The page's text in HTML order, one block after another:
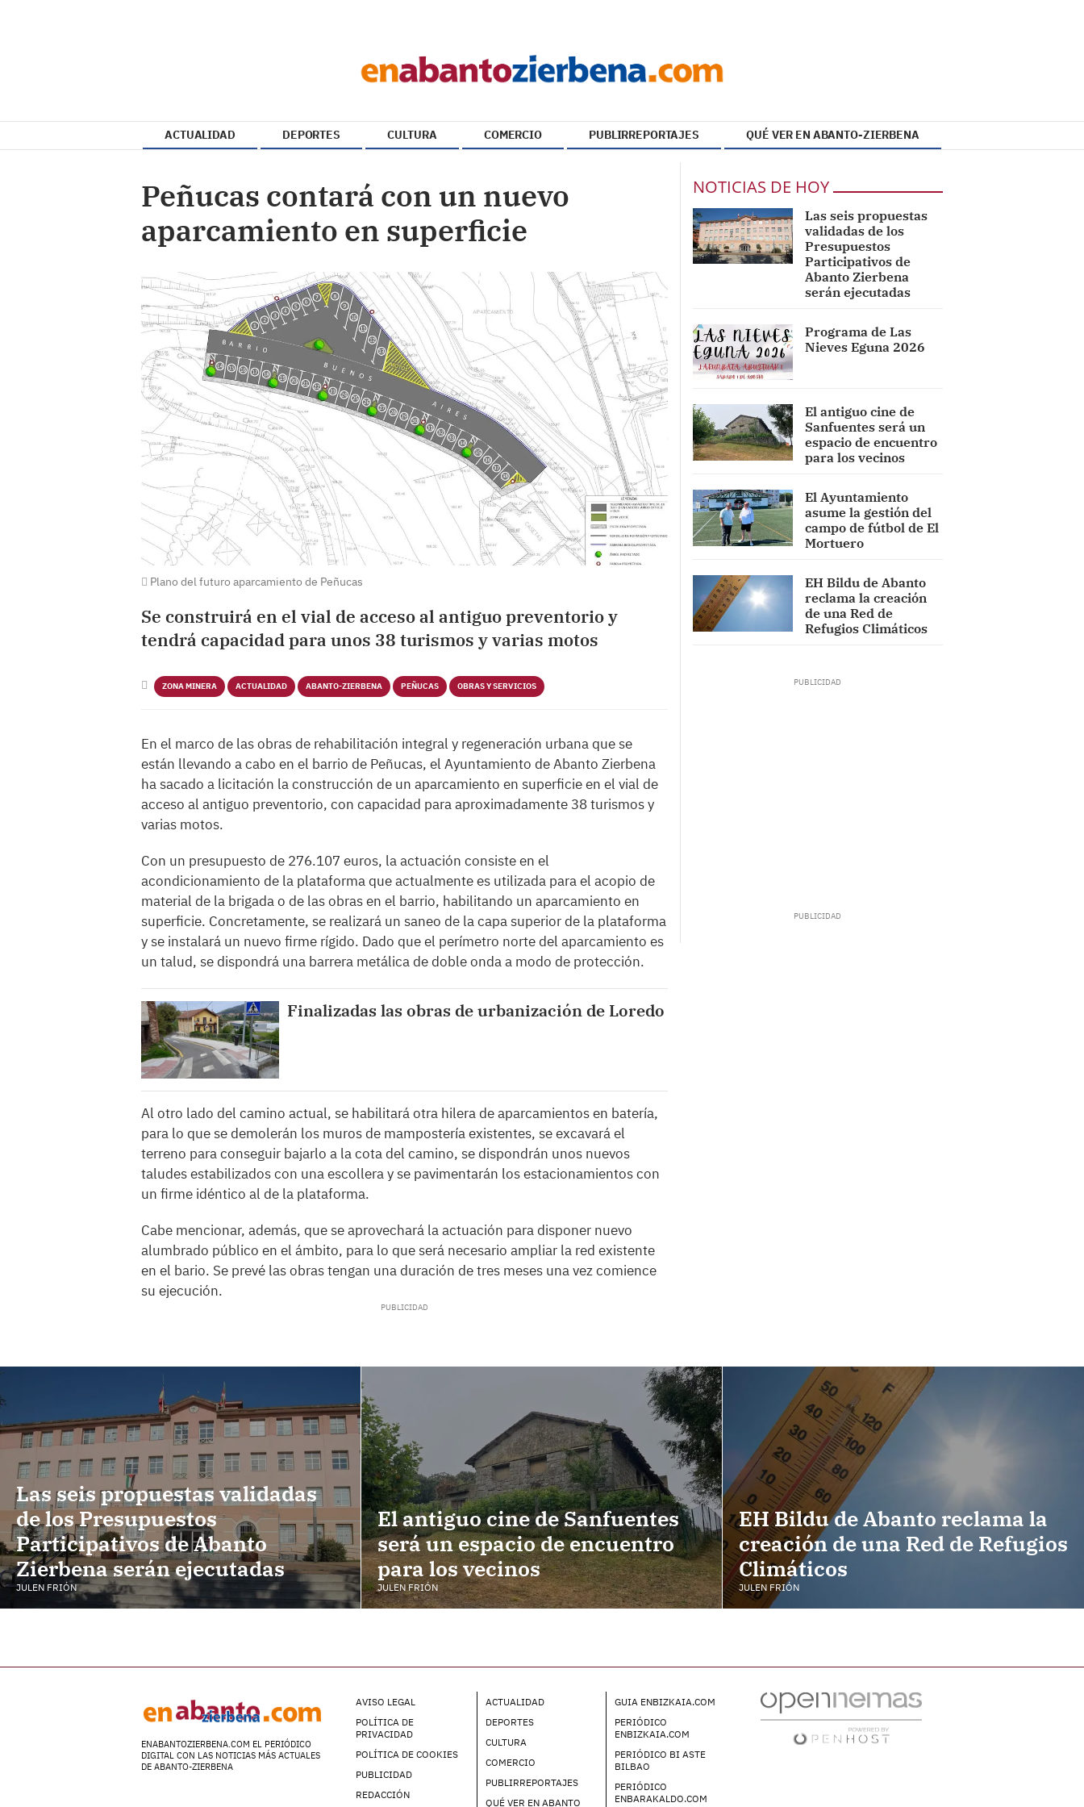
ACTUALIDAD DEPORTES CULTURA COMERCIO PUBLIRREPORTAJES QUÉ VER EN ABANTO-ZIERBENA
Peñucas contará con un nuevo
aparcamiento en superficie
Plano del futuro aparcamiento de Peñucas
Se construirá en el vial de acceso al antiguo preventorio y
tendrá capacidad para unos 38 turismos y varias motos
ZONA MINERA ACTUALIDAD ABANTO-ZIERBENA PEÑUCAS OBRAS Y SERVICIOS
En el marco de las obras de rehabilitación integral y regeneración urbana que se
están llevando a cabo en el barrio de Peñucas, el Ayuntamiento de Abanto Zierbena
ha sacado a licitación la construcción de un aparcamiento en superficie en el vial de
acceso al antiguo preventorio, con capacidad para aproximadamente 38 turismos y
varias motos.
Con un presupuesto de 276.107 euros, la actuación consiste en el
acondicionamiento de la plataforma que actualmente es utilizada para el acopio de
material de la brigada o de las obras en el barrio, habilitando un aparcamiento en
superficie. Concretamente, se realizará un saneo de la capa superior de la plataforma
y se instalará un nuevo firme rígido. Dado que el perímetro norte del aparcamiento es
un talud, se dispondrá una barrera metálica de doble onda a modo de protección.
Finalizadas las obras de urbanización de Loredo
Al otro lado del camino actual, se habilitará otra hilera de aparcamientos en batería,
para lo que se demolerán los muros de mampostería existentes, se excavará el
terreno para conseguir bajarlo a la cota del camino, se dispondrán unos nuevos
taludes estabilizados con una escollera y se pavimentarán los estacionamientos con
un firme idéntico al de la plataforma.
Cabe mencionar, además, que se aprovechará la actuación para disponer nuevo
alumbrado público en el ámbito, para lo que será necesario ampliar la red existente
en el bario. Se prevé las obras tengan una duración de tres meses una vez comience
su ejecución.
NOTICIAS DE HOY
Las seis propuestas
validadas de los
Presupuestos
Participativos de
Abanto Zierbena
serán ejecutadas
Programa de Las
Nieves Eguna 2026
El antiguo cine de
Sanfuentes será un
espacio de encuentro
para los vecinos
El Ayuntamiento
asume la gestión del
campo de fútbol de El
Mortuero
EH Bildu de Abanto
reclama la creación
de una Red de
Refugios Climáticos
Las seis propuestas validadas
de los Presupuestos
Participativos de Abanto
Zierbena serán ejecutadas
JULEN FRIÓN
El antiguo cine de Sanfuentes
será un espacio de encuentro
para los vecinos
JULEN FRIÓN
EH Bildu de Abanto reclama la
creación de una Red de Refugios
Climáticos
JULEN FRIÓN
ENABANTOZIERBENA.COM EL PERIÓDICO
DIGITAL CON LAS NOTICIAS MÁS ACTUALES
DE ABANTO-ZIERBENA
AVISO LEGAL
POLÍTICA DE
PRIVACIDAD
POLÍTICA DE COOKIES
PUBLICIDAD
REDACCIÓN
ACTUALIDAD
DEPORTES
CULTURA
COMERCIO
PUBLIRREPORTAJES
QUÉ VER EN ABANTO
GUIA ENBIZKAIA.COM
PERIÓDICO
ENBIZKAIA.COM
PERIÓDICO BI ASTE
BILBAO
PERIÓDICO
ENBARAKALDO.COM